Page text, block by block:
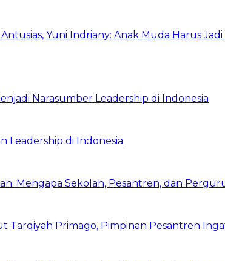
Yuni Indriany: Anak Muda Harus
Narasumber Leadership di Indonesia
Leadership di Indonesia
Mengapa Sekolah, Pesantren, dan
Tarqiyah Primago, Pimpinan Pesantren